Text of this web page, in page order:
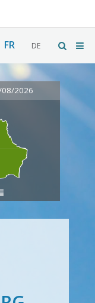
FR DE
2026